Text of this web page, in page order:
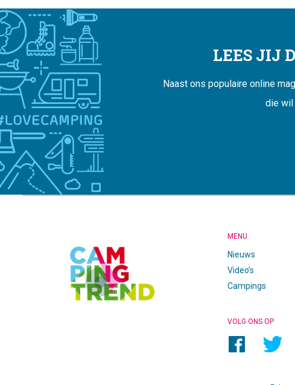
LEES JIJ
Naast ons populaire online
die wil
MENU
Nieuws
Video’s
Campings
VOLG ONS OP